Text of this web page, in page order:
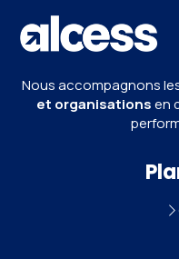
Nous accompagnons
et organisationsen